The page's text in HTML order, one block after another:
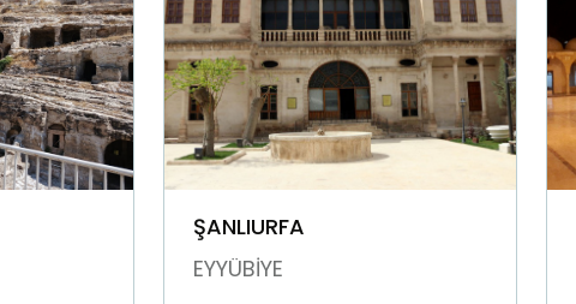
ŞANLIURFA
EYYÜBİYE